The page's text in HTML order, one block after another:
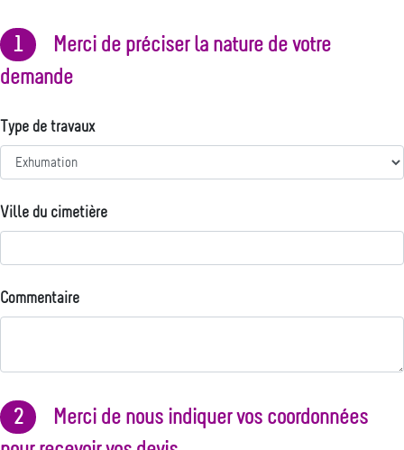
1
Merci de préciser la nature de votre
demande
Type de travaux
Ville du cimetière
Commentaire
2
Merci de nous indiquer vos coordonnées